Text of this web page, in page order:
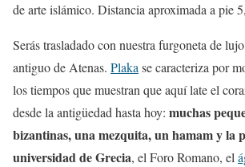
de arte islámico. Distancia aproximada a pie
Serás trasladado con nuestra furgoneta de
antiguo de Atenas. Plaka se caracteriza por
los tiempos que muestran que aquí late el
desde la antigüedad hasta hoy: muchas
bizantinas, una mezquita, un hamam y la
universidad de Grecia, el Foro Romano, el